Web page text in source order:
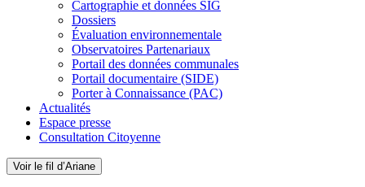
Cartographie et données SIG
Dossiers
Évaluation environnementale
Observatoires Partenariaux
Portail des données communales
Portail documentaire (SIDE)
Porter à Connaissance (PAC)
Actualités
Espace presse
Consultation Citoyenne
Voir le fil d’Ariane